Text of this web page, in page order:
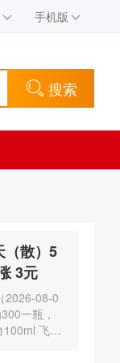
手机版
搜索
（散）5
3元
2026-08-0
一瓶，
100ml 飞天